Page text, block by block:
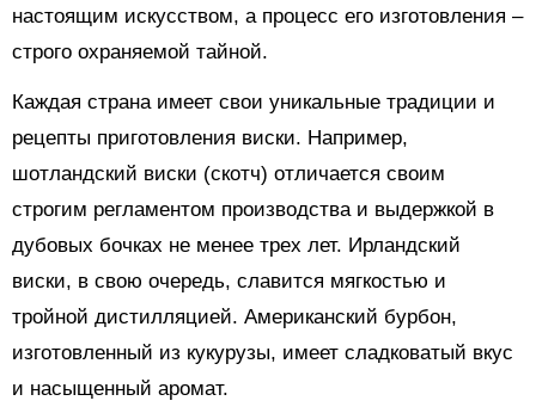
настоящим искусством, а процесс его изготовления –
строго охраняемой тайной.
Каждая страна имеет свои уникальные традиции и
рецепты приготовления виски. Например,
шотландский виски (скотч) отличается своим
строгим регламентом производства и выдержкой в
дубовых бочках не менее трех лет. Ирландский
виски, в свою очередь, славится мягкостью и
тройной дистилляцией. Американский бурбон,
изготовленный из кукурузы, имеет сладковатый вкус
и насыщенный аромат.